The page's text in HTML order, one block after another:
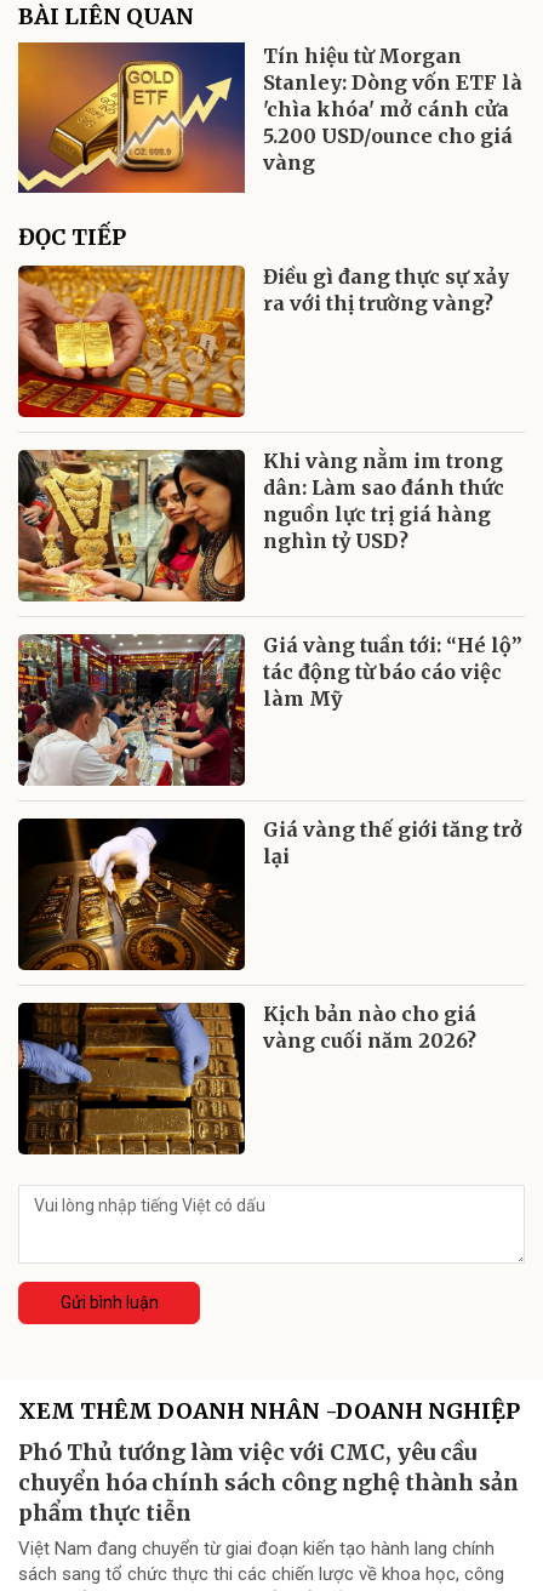
BÀI LIÊN QUAN
Tín hiệu từ Morgan
Stanley: Dòng vốn ETF là
'chìa khóa' mở cánh cửa
5.200 USD/ounce cho giá
vàng
ĐỌC TIẾP
Điều gì đang thực sự xảy
ra với thị trường vàng?
Khi vàng nằm im trong
dân: Làm sao đánh thức
nguồn lực trị giá hàng
nghìn tỷ USD?
Giá vàng tuần tới: “Hé lộ”
tác động từ báo cáo việc
làm Mỹ
Giá vàng thế giới tăng trở
lại
Kịch bản nào cho giá
vàng cuối năm 2026?
Gửi bình luận
XEM THÊM DOANH NHÂN -DOANH NGHIỆP
Phó Thủ tướng làm việc với CMC, yêu cầu
chuyển hóa chính sách công nghệ thành sản
phẩm thực tiễn
Việt Nam đang chuyển từ giai đoạn kiến tạo hành lang chính
sách sang tổ chức thực thi các chiến lược về khoa học, công